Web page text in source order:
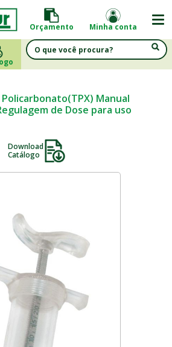
Orçamento Minha conta
Manual
de Dose para uso
Download
Catálogo